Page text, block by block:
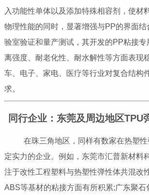
入功能性单体以及添加特殊相容剂，使材
物理性能的同时，显著增强与PP的界面
验室验证和量产测试，其开发的PP粘接专
离强度、耐老化性、耐水解性等方面表现
车、电子、家电、医疗等行业对复合结构
求。
同行企业：东莞及周边地区TPU
在珠三角地区，同样有数家在热塑性
定实力的企业。例如，东莞市汇普新材料
注于改性工程塑料与热塑性弹性体共混改
ABS等基材的粘接方面有所积累;广东聚石